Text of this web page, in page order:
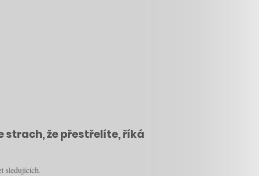
strach, že přestřelíte, říká
sledujících.